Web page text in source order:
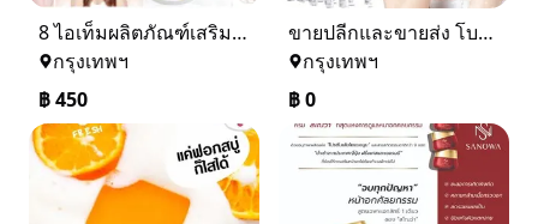
8 ไอเท็มผลิตภัณฑ์เสริมความงามและบำรุงผิวคุณภาพสูง จาก Perfect Skin Shop
กรุงเทพฯ
฿450
ขายปลีกและขายส่ง โบท็อกซ์หน้าเรียวสวย กลูต้าไธโอนผิวขาวแบบฉีด ฟิลเลอร์ ยาฉีดผิวขาวกลูต้าฉีดของแท้ราคาถูกที่สุด
กรุงเทพฯ
฿0